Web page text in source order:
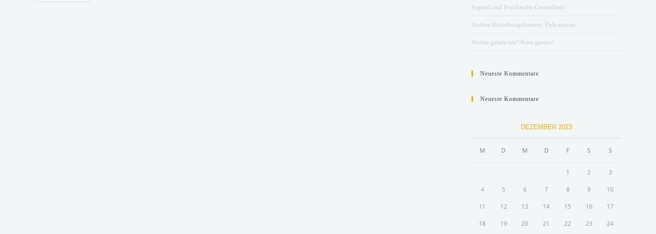
Jugend und Psychische Gesundheit
Andere Beziehungsformen: Polyamorie
Wohin gehen wir?/Kam gremo?
Neueste Kommentare
Neueste Kommentare
DEZEMBER 2023
M D M D F S S
1 2 3
4 5 6 7 8 9 10
11 12 13 14 15 16 17
18 19 20 21 22 23 24